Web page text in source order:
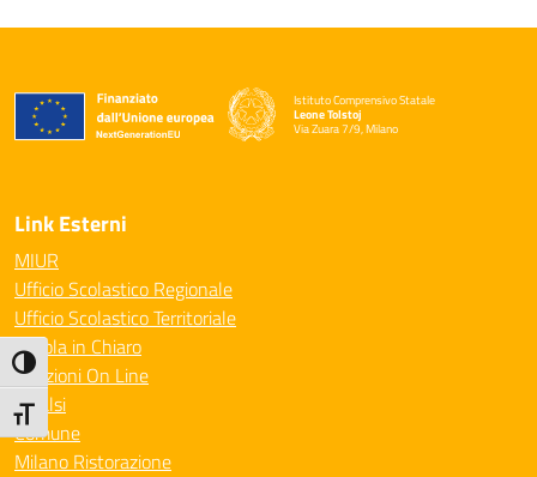
Attiva/disattiva alto contrasto
Attiva/disattiva dimensione testo
Istituto Comprensivo Statale
Leone Tolstoj
Via Zuara 7/9, Milano
— Visita la pagina iniziale della scuola
Link Esterni
MIUR
Ufficio Scolastico Regionale
Ufficio Scolastico Territoriale
Scuola in Chiaro
Iscrizioni On Line
Invalsi
Comune
Milano Ristorazione